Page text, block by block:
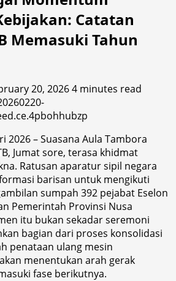
Catatan
Memasuki Tahun
20, 20264 minutes read
2026 – Suasana Aula Tambora
Jumat sore, terasa khidmat
Ratusan aparatur sipil negara
barisan untuk mengikuti
sumpah 392 pejabat Eselon
Pemerintah Provinsi Nusa
itu bukan sekadar seremoni
bagian dari proses konsolidasi
penataan ulang mesin
menentukan arah gerak
fase berikutnya.